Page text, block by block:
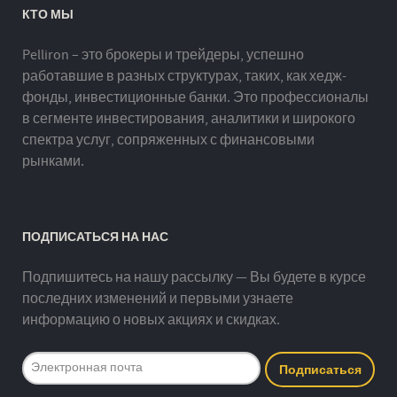
КТО МЫ
Pelliron – это брокеры и трейдеры, успешно
работавшие в разных структурах, таких, как хедж-
фонды, инвестиционные банки. Это профессионалы
в сегменте инвестирования, аналитики и широкого
спектра услуг, сопряженных с финансовыми
рынками.
ПОДПИСАТЬСЯ НА НАС
Подпишитесь на нашу рассылку — Вы будете в курсе
последних изменений и первыми узнаете
информацию о новых акциях и скидках.